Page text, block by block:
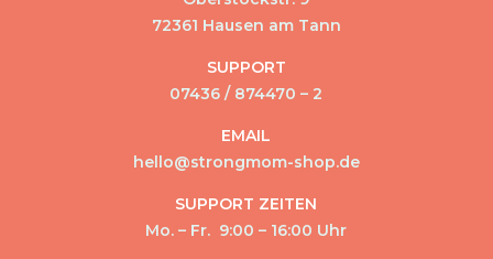
72361 Hausen am Tann
SUPPORT
07436 / 874470 – 2
EMAIL
hello@strongmom-shop.de
SUPPORT ZEITEN
Mo. – Fr. 9:00 – 16:00 Uhr